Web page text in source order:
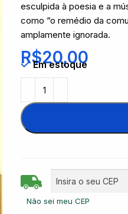
esculpida à poesia e a
como “o remédio da
amplamente ignorada.
R$20,00
Em estoque
Não sei meu CEP